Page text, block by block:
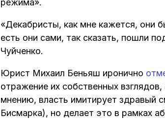
режима».
«Декабристы, как мне кажется, они
есть они сами, так сказать, пошли
Чуйченко.
Юрист Михаил Беньяш иронично
отражение их собственных
мнению, власть имитирует здравый
Бисмарка), но делает это в рамках